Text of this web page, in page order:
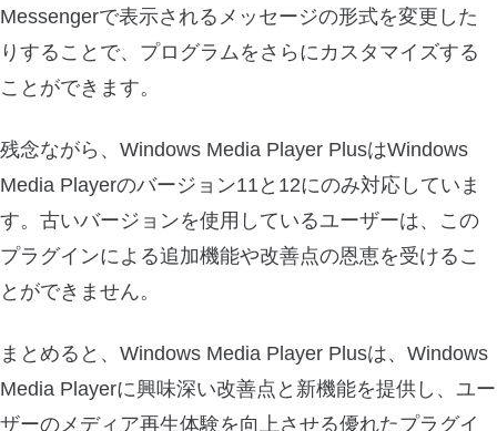
Messengerで表示されるメッセージの形式を変更した
りすることで、プログラムをさらにカスタマイズする
ことができます。
残念ながら、Windows Media Player PlusはWindows
Media Playerのバージョン11と12にのみ対応していま
す。古いバージョンを使用しているユーザーは、この
プラグインによる追加機能や改善点の恩恵を受けるこ
とができません。
まとめると、Windows Media Player Plusは、Windows
Media Playerに興味深い改善点と新機能を提供し、ユー
ザーのメディア再生体験を向上させる優れたプラグイ